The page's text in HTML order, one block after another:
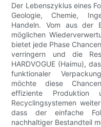
Der Lebenszyklus eines
Geologie, Chemie,
Handeln. Vom aus der
möglichen
bietet jede Phase
verringern und die
HARDVOGUE (Haimu),
funktionaler
möchte diese
effiziente Produktion
Recyclingsystemen
dass der einfache
nachhaltiger Bestandteil